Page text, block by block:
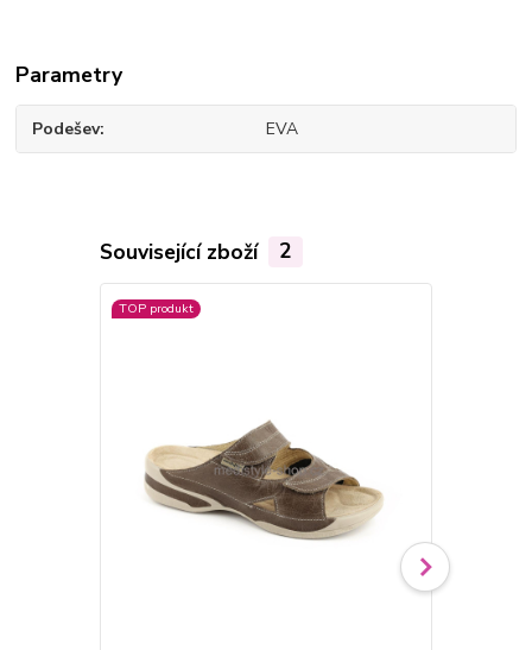
Parametry
Podešev EVA
Související zboží 2
TOP produkt